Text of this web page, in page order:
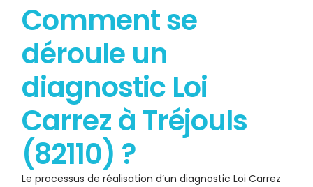
Comment se
déroule un
diagnostic Loi
Carrez à Tréjouls
(82110) ?
Le processus de réalisation d’un diagnostic Loi Carrez